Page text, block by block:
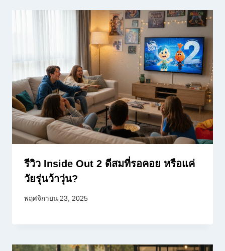
รีวิว Inside Out 2 ดีสมที่รอคอย หรือแค่
วัยรุ่นว้าวุ่น?
พฤศจิกายน 23, 2025